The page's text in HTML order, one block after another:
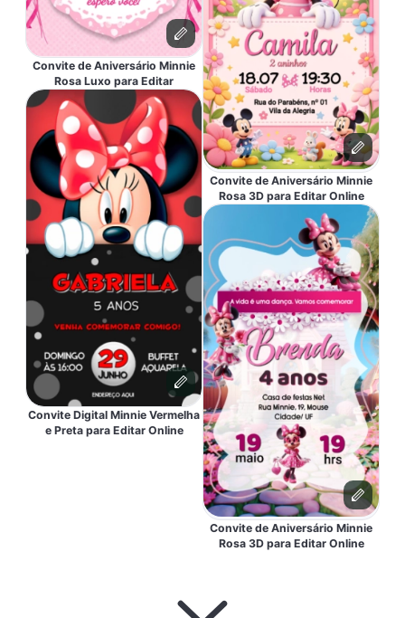
Convite de Aniversário Minnie
Rosa Luxo para Editar
Convite Digital Minnie Vermelha
e Preta para Editar Online
Convite de Aniversário Minnie
Rosa 3D para Editar Online
Convite de Aniversário Minnie
Rosa 3D para Editar Online